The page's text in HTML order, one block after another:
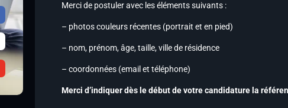
Merci de postuler avec les éléments suivants :
– photos couleurs récentes (portrait et en pied)
– nom, prénom, âge, taille, ville de résidence
– coordonnées (email et téléphone)
Merci d’indiquer dès le début de votre candidature la